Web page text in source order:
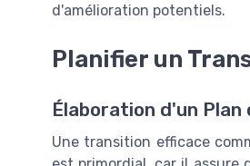
d'amélioration potentiels.
Planifier un
Élaboration d'un
Une transition efficace